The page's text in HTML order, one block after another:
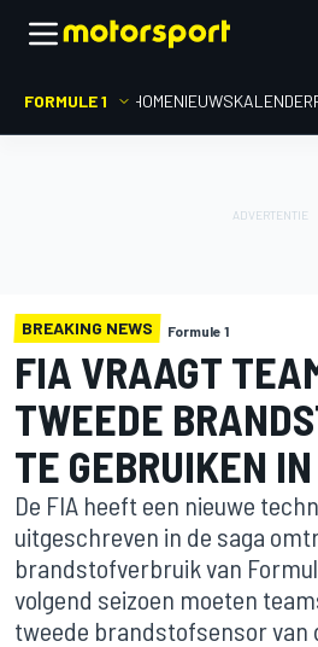
FORMULE 1 HOMENIEUWSKALENDER
BREAKING NEWS Formule 1
FIA VRAAGT
TWEEDE
TE GEBRUIKEN
De FIA heeft een nieuwe
uitgeschreven in de saga
brandstofverbruik van
volgend seizoen moeten
tweede brandstofsensor van